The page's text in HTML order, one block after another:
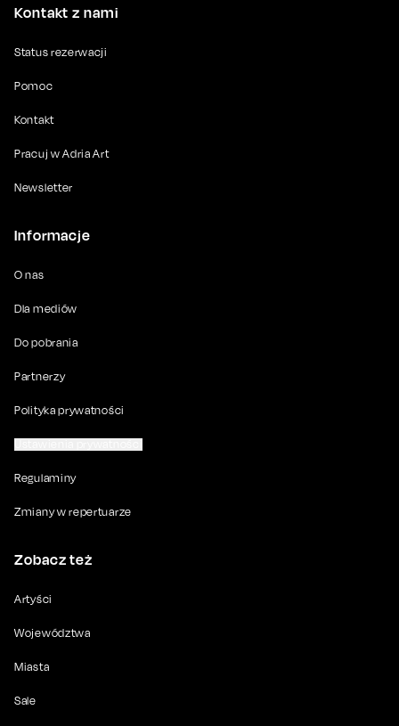
Kontakt z nami
Status rezerwacji
Pomoc
Kontakt
Pracuj w Adria Art
Newsletter
Informacje
O nas
Dla mediów
Do pobrania
Partnerzy
Polityka prywatności
Regulaminy
Zmiany w repertuarze
Zobacz też
Artyści
Województwa
Miasta
Sale